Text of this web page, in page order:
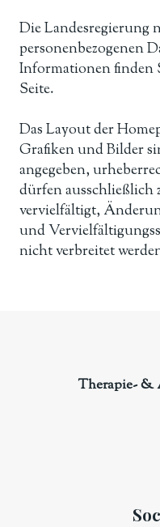
Die Landesregierung
personenbezogenen
Informationen finden
Seite.
Das Layout der
Grafiken und Bilder
angegeben,
dürfen ausschließlich
vervielfältigt,
und
nicht verbreitet
Therapie- &